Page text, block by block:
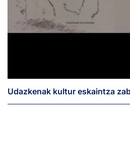
Udazkenak kultur eskaintza